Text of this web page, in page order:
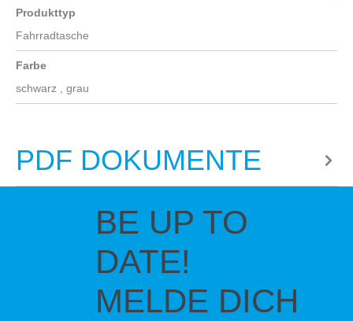
Produkttyp
Fahrradtasche
Farbe
schwarz , grau
PDF DOKUMENTE
BE UP TO
DATE!
MELDE DICH